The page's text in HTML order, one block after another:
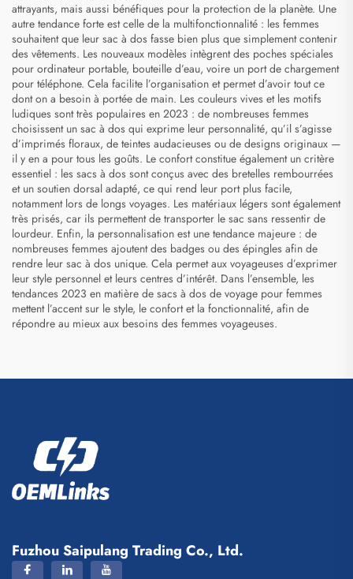
attrayants, mais aussi bénéfiques pour la protection de la planète. Une
autre tendance forte est celle de la multifonctionnalité : les femmes
souhaitent que leur sac à dos fasse bien plus que simplement contenir
des vêtements. Les nouveaux modèles intègrent des poches spéciales
pour ordinateur portable, bouteille d’eau, voire un port de chargement
pour téléphone. Cela facilite l’organisation et permet d’avoir tout ce
dont on a besoin à portée de main. Les couleurs vives et les motifs
ludiques sont très populaires en 2023 : de nombreuses femmes
choisissent un sac à dos qui exprime leur personnalité, qu’il s’agisse
d’imprimés floraux, de teintes audacieuses ou de designs originaux —
il y en a pour tous les goûts. Le confort constitue également un critère
essentiel : les sacs à dos sont conçus avec des bretelles rembourrées
et un soutien dorsal adapté, ce qui rend leur port plus facile,
notamment lors de longs voyages. Les matériaux légers sont également
très prisés, car ils permettent de transporter le sac sans ressentir de
lourdeur. Enfin, la personnalisation est une tendance majeure : de
nombreuses femmes ajoutent des badges ou des épingles afin de
rendre leur sac à dos unique. Cela permet aux voyageuses d’exprimer
leur style personnel et leurs centres d’intérêt. Dans l’ensemble, les
tendances 2023 en matière de sacs à dos de voyage pour femmes
mettent l’accent sur le style, le confort et la fonctionnalité, afin de
répondre au mieux aux besoins des femmes voyageuses.
Fuzhou Saipulang Trading Co., Ltd.